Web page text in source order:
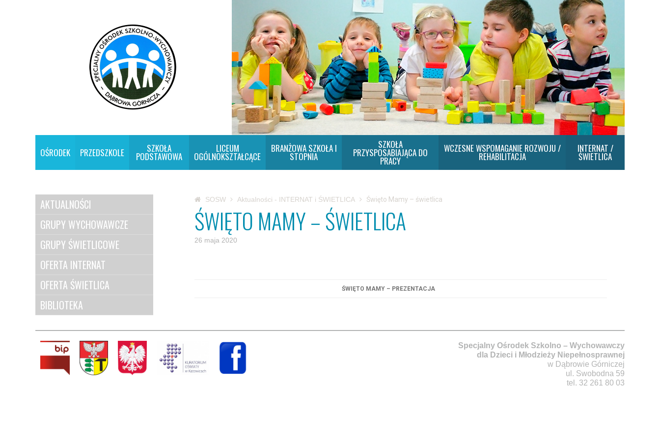
OŚRODEK PRZEDSZKOLE SZKOŁA
PODSTAWOWA
LICEUM
OGÓLNOKSZTAŁCĄCE
BRANŻOWA SZKOŁA I
STOPNIA
SZKOŁA
PRZYSPOSABIAJĄCA DO
PRACY
WCZESNE WSPOMAGANIE ROZWOJU /
REHABILITACJA
INTERNAT /
ŚWIETLICA
AKTUALNOŚCI
GRUPY WYCHOWAWCZE
GRUPY ŚWIETLICOWE
OFERTA INTERNAT
OFERTA ŚWIETLICA
BIBLIOTEKA
SOSW Aktualności - INTERNAT i ŚWIETLICA Święto Mamy – świetlica
ŚWIĘTO MAMY – ŚWIETLICA
26 maja 2020
ŚWIĘTO MAMY – PREZENTACJA
Specjalny Ośrodek Szkolno – Wychowawczy
dla Dzieci i Młodzieży Niepełnosprawnej
w Dąbrowie Górniczej
ul. Swobodna 59
tel. 32 261 80 03